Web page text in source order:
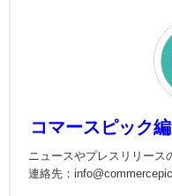
コマースピック
ニュースやプレスリリース
連絡先：